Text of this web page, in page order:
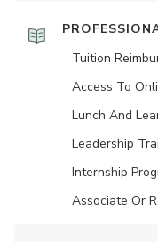
Tuition
Access To
Lunch And
Leadership
Internship
Associate Or